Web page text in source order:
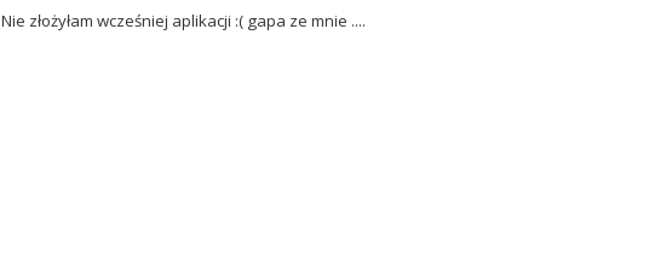
Nie złożyłam wcześniej aplikacji :( gapa ze mnie ....